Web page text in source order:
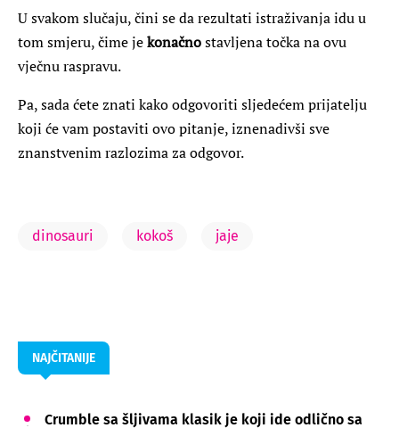
U svakom slučaju, čini se da rezultati istraživanja idu u
tom smjeru, čime jekonačnostavljena točka na ovu
vječnu raspravu.
Pa, sada ćete znati kako odgovoriti sljedećem prijatelju
koji će vam postaviti ovo pitanje, iznenadivši sve
znanstvenim razlozima za odgovor.
dinosauri kokoš jaje
NAJČITANIJE
Crumble sa šljivama klasik je koji ide odlično sa